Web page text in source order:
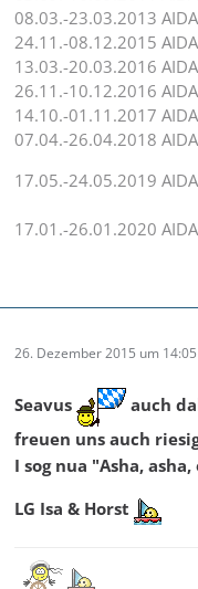
08.03.-23.03.2013
24.11.-08.12.2015
13.03.-20.03.2016
26.11.-10.12.2016
14.10.-01.11.2017
07.04.-26.04.2018
17.05.-24.05.2019
17.01.-26.01.2020
26. Dezember 2015 um 14:05
Seavus
auch
freuen uns auch
I sog nua "Asha, asha,
LG Isa & Horst